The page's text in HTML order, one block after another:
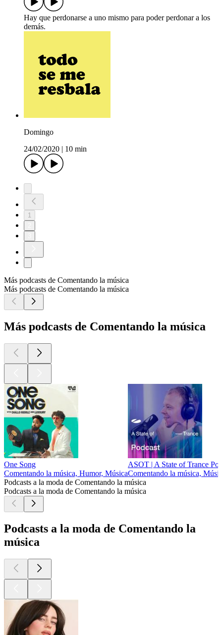
Hay que perdonarse a uno mismo para poder perdonar a los
demás.
Domingo
24/02/2020
10 min
1
Más podcasts de Comentando la música
Más podcasts de Comentando la música
Más podcasts de Comentando la música
One Song
Comentando la música, Humor, Música
ASOT | A State of Trance
Comentando la música,
Podcasts a la moda de Comentando la música
Podcasts a la moda de Comentando la música
Podcasts a la moda de Comentando la
música